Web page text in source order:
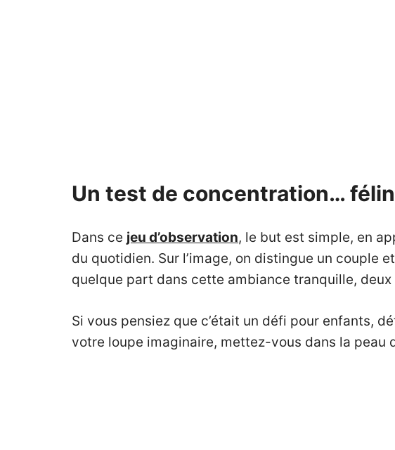
Un test de concentration…
Dans ce jeu d’observation, le but est simple, en
du quotidien. Sur l’image, on distingue un couple
quelque part dans cette ambiance tranquille,
Si vous pensiez que c’était un défi pour enfants,
votre loupe imaginaire, mettez-vous dans la peau